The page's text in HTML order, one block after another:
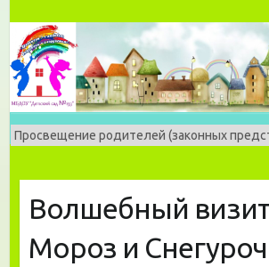
Волшебный
Мороз и